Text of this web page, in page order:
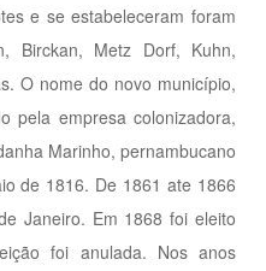
e se estabeleceram foram
Birckan, Metz Dorf, Kuhn,
O nome do novo município,
pela empresa colonizadora,
Marinho, pernambucano
de 1816. De 1861 ate 1866
Janeiro. Em 1868 foi eleito
foi anulada. Nos anos